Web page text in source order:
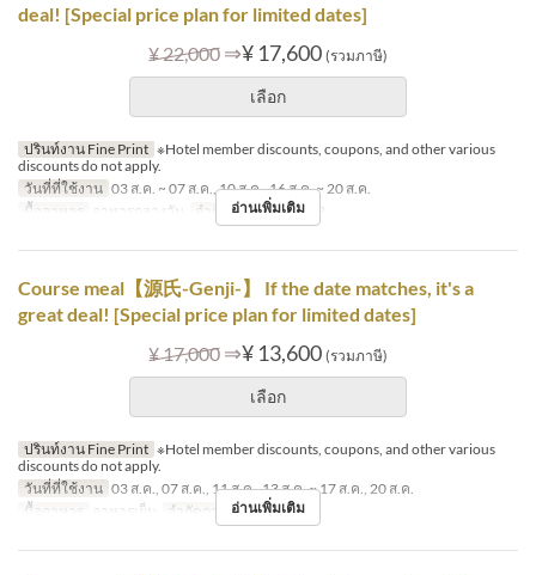
deal! [Special price plan for limited dates]
¥ 22,000 ⇒¥ 17,600 (รวมภาษี)
เลือก
ปรินท์งาน Fine Print ※Hotel member discounts, coupons, and other various
discounts do not apply.
วันที่ที่ใช้งาน 03 ส.ค. ~ 07 ส.ค., 10 ส.ค., 16 ส.ค. ~ 20 ส.ค.
มื้ออาหาร
อาหารกลางวัน จำกัดการสั่งซื้อ 2 ~ 8
อ่านเพิ่มเติม
Course meal【源氏-Genji-】 If the date matches, it's a
great deal! [Special price plan for limited dates]
¥ 17,000 ⇒¥ 13,600 (รวมภาษี)
เลือก
ปรินท์งาน Fine Print ※Hotel member discounts, coupons, and other various
discounts do not apply.
วันที่ที่ใช้งาน 03 ส.ค., 07 ส.ค., 11 ส.ค., 13 ส.ค. ~ 17 ส.ค., 20 ส.ค.
มื้ออาหาร
อาหารเย็น จำกัดการสั่งซื้อ 2 ~ 8
อ่านเพิ่มเติม